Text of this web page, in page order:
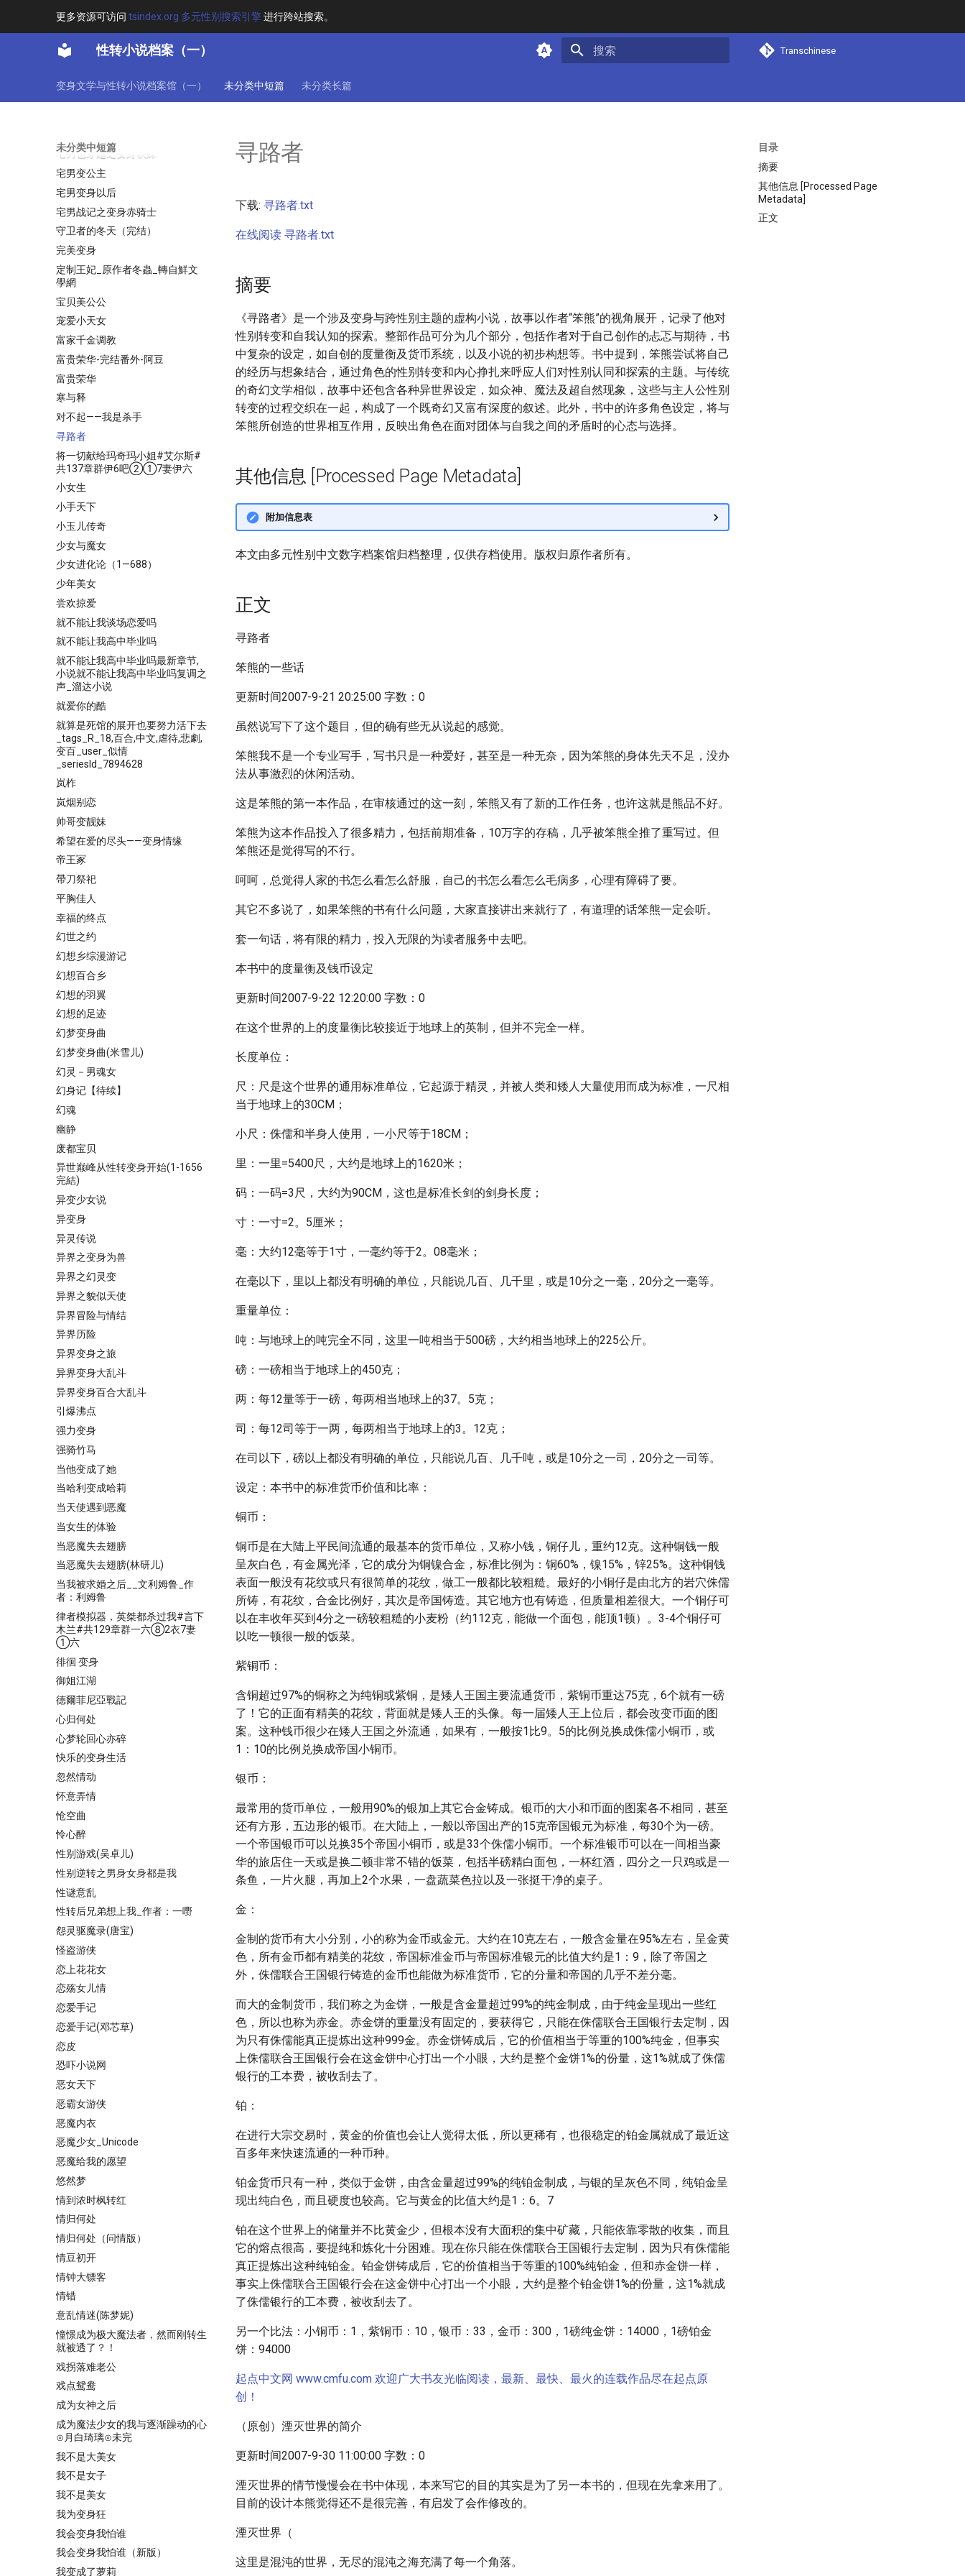
更多资源可访问 tsindex.org 多元性别搜索引擎进行跨站搜索。
性转小说档案（一） Transchinese
变身文学与性转小说档案馆（一） 未分类中短篇 未分类长篇
未分类中短篇
子夜伤
孪生天使
宅男也穿越之变身软妹
宅男变公主
宅男变身以后
宅男战记之变身赤骑士
守卫者的冬天（完结）
完美变身
定制王妃_原作者冬蟲_轉自鮮文
學網
宝贝美公公
宠爱小天女
富家千金调教
富贵荣华-完结番外-阿豆
富贵荣华
寒与释
对不起——我是杀手
寻路者
将一切献给玛奇玛小姐#艾尔斯#
共137章群伊6吧②①7妻伊六
小女生
小手天下
小玉儿传奇
少女与魔女
少女进化论（1—688）
少年美女
尝欢掠爱
就不能让我谈场恋爱吗
就不能让我高中毕业吗
就不能让我高中毕业吗最新章节,
小说就不能让我高中毕业吗复调之
声_溜达小说
就爱你的酷
就算是死馆的展开也要努力活下去
_tags_R_18,百合,中文,虐待,悲劇,
变百_user_似情
_seriesId_7894628
岚柞
岚烟别恋
帅哥变靓妹
希望在爱的尽头——变身情缘
帝王冢
帶刀祭祀
平胸佳人
幸福的终点
幻世之约
幻想乡综漫游记
幻想百合乡
幻想的羽翼
幻想的足迹
幻梦变身曲
幻梦变身曲(米雪儿)
幻灵－男魂女
幻身记【待续】
幻魂
幽静
废都宝贝
异世巅峰从性转变身开始(1-1656
完結)
异变少女说
异变身
异灵传说
异界之变身为兽
异界之幻灵变
异界之貌似天使
异界冒险与情结
异界历险
异界变身之旅
异界变身大乱斗
异界变身百合大乱斗
引爆沸点
强力变身
强骑竹马
当他变成了她
当哈利变成哈莉
当天使遇到恶魔
当女生的体验
当恶魔失去翅膀
当恶魔失去翅膀(林研儿)
当我被求婚之后__文利姆鲁_作
者：利姆鲁
律者模拟器，英桀都杀过我#言下
木兰#共129章群一六⑧2衣7妻
①六
徘徊 变身
御姐江湖
德爾菲尼亞戰記
心归何处
心梦轮回心亦碎
快乐的变身生活
忽然情动
怀意弄情
怆空曲
怜心醉
性别游戏(吴卓儿)
性别逆转之男身女身都是我
性谜意乱
性转后兄弟想上我_作者：一嘢
怨灵驱魔录(唐宝)
怪盗游侠
恋上花花女
恋殇女儿情
恋爱手记
恋爱手记(邓芯草)
恋皮
恐吓小说网
恶女天下
恶霸女游侠
恶魔内衣
恶魔少女_Unicode
恶魔给我的愿望
悠然梦
情到浓时枫转红
情归何处
情归何处（问情版）
情豆初开
情钟大镖客
情错
意乱情迷(陈梦妮)
憧憬成为极大魔法者，然而刚转生
就被透了？！
戏拐落难老公
戏点鸳鸯
成为女神之后
成为魔法少女的我与逐渐躁动的心
⊙月白琦璃⊙未完
我不是大美女
我不是女子
我不是美女
我为变身狂
我会变身我怕谁
我会变身我怕谁（新版）
我变成了萝莉
目录
摘要
其他信息 [Processed Page
Metadata]
正文
寻路者
下载: 寻路者.txt
在线阅读 寻路者.txt
摘要
《寻路者》是一个涉及变身与跨性别主题的虚构小说，故事以作者“笨熊”的视角展开，记录了他对
性别转变和自我认知的探索。整部作品可分为几个部分，包括作者对于自己创作的忐忑与期待，书
中复杂的设定，如自创的度量衡及货币系统，以及小说的初步构想等。书中提到，笨熊尝试将自己
的经历与想象结合，通过角色的性别转变和内心挣扎来呼应人们对性别认同和探索的主题。与传统
的奇幻文学相似，故事中还包含各种异世界设定，如众神、魔法及超自然现象，这些与主人公性别
转变的过程交织在一起，构成了一个既奇幻又富有深度的叙述。此外，书中的许多角色设定，将与
笨熊所创造的世界相互作用，反映出角色在面对团体与自我之间的矛盾时的心态与选择。
其他信息 [Processed Page Metadata]
附加信息表
本文由多元性别中文数字档案馆归档整理，仅供存档使用。版权归原作者所有。
正文
寻路者
笨熊的一些话
更新时间2007-9-21 20:25:00 字数：0
虽然说写下了这个题目，但的确有些无从说起的感觉。
笨熊我不是一个专业写手，写书只是一种爱好，甚至是一种无奈，因为笨熊的身体先天不足，没办
法从事激烈的休闲活动。
这是笨熊的第一本作品，在审核通过的这一刻，笨熊又有了新的工作任务，也许这就是熊品不好。
笨熊为这本作品投入了很多精力，包括前期准备，10万字的存稿，几乎被笨熊全推了重写过。但
笨熊还是觉得写的不行。
呵呵，总觉得人家的书怎么看怎么舒服，自己的书怎么看怎么毛病多，心理有障碍了要。
其它不多说了，如果笨熊的书有什么问题，大家直接讲出来就行了，有道理的话笨熊一定会听。
套一句话，将有限的精力，投入无限的为读者服务中去吧。
本书中的度量衡及钱币设定
更新时间2007-9-22 12:20:00 字数：0
在这个世界的上的度量衡比较接近于地球上的英制，但并不完全一样。
长度单位：
尺：尺是这个世界的通用标准单位，它起源于精灵，并被人类和矮人大量使用而成为标准，一尺相
当于地球上的30CM；
小尺：侏儒和半身人使用，一小尺等于18CM；
里：一里=5400尺，大约是地球上的1620米；
码：一码=3尺，大约为90CM，这也是标准长剑的剑身长度；
寸：一寸=2。5厘米；
毫：大约12毫等于1寸，一毫约等于2。08毫米；
在毫以下，里以上都没有明确的单位，只能说几百、几千里，或是10分之一毫，20分之一毫等。
重量单位：
吨：与地球上的吨完全不同，这里一吨相当于500磅，大约相当地球上的225公斤。
磅：一磅相当于地球上的450克；
两：每12量等于一磅，每两相当地球上的37。5克；
司：每12司等于一两，每两相当于地球上的3。12克；
在司以下，磅以上都没有明确的单位，只能说几百、几千吨，或是10分之一司，20分之一司等。
设定：本书中的标准货币价值和比率：
铜币：
铜币是在大陆上平民间流通的最基本的货币单位，又称小钱，铜仔儿，重约12克。这种铜钱一般
呈灰白色，有金属光泽，它的成分为铜镍合金，标准比例为：铜60%，镍15%，锌25%。这种铜钱
表面一般没有花纹或只有很简单的花纹，做工一般都比较粗糙。最好的小铜仔是由北方的岩穴侏儒
所铸，有花纹，合金比例好，其次是帝国铸造。其它地方也有铸造，但质量相差很大。一个铜仔可
以在丰收年买到4分之一磅较粗糙的小麦粉（约112克，能做一个面包，能顶1顿）。3-4个铜仔可
以吃一顿很一般的饭菜。
紫铜币：
含铜超过97%的铜称之为纯铜或紫铜，是矮人王国主要流通货币，紫铜币重达75克，6个就有一磅
了！它的正面有精美的花纹，背面就是矮人王的头像。每一届矮人王上位后，都会改变币面的图
案。这种钱币很少在矮人王国之外流通，如果有，一般按1比9。5的比例兑换成侏儒小铜币，或
1：10的比例兑换成帝国小铜币。
银币：
最常用的货币单位，一般用90%的银加上其它合金铸成。银币的大小和币面的图案各不相同，甚至
还有方形，五边形的银币。在大陆上，一般以帝国出产的15克帝国银元为标准，每30个为一磅。
一个帝国银币可以兑换35个帝国小铜币，或是33个侏儒小铜币。一个标准银币可以在一间相当豪
华的旅店住一天或是换二顿非常不错的饭菜，包括半磅精白面包，一杯红酒，四分之一只鸡或是一
条鱼，一片火腿，再加上2个水果，一盘蔬菜色拉以及一张挺干净的桌子。
金：
金制的货币有大小分别，小的称为金币或金元。大约在10克左右，一般含金量在95%左右，呈金黄
色，所有金币都有精美的花纹，帝国标准金币与帝国标准银元的比值大约是1：9，除了帝国之
外，侏儒联合王国银行铸造的金币也能做为标准货币，它的分量和帝国的几乎不差分毫。
而大的金制货币，我们称之为金饼，一般是含金量超过99%的纯金制成，由于纯金呈现出一些红
色，所以也称为赤金。赤金饼的重量没有固定的，要获得它，只能在侏儒联合王国银行去定制，因
为只有侏儒能真正提炼出这种999金。赤金饼铸成后，它的价值相当于等重的100%纯金，但事实
上侏儒联合王国银行会在这金饼中心打出一个小眼，大约是整个金饼1%的份量，这1%就成了侏儒
银行的工本费，被收刮去了。
铂：
在进行大宗交易时，黄金的价值也会让人觉得太低，所以更稀有，也很稳定的铂金属就成了最近这
百多年来快速流通的一种币种。
铂金货币只有一种，类似于金饼，由含金量超过99%的纯铂金制成，与银的呈灰色不同，纯铂金呈
现出纯白色，而且硬度也较高。它与黄金的比值大约是1：6。7
铂在这个世界上的储量并不比黄金少，但根本没有大面积的集中矿藏，只能依靠零散的收集，而且
它的熔点很高，要提纯和炼化十分困难。现在你只能在侏儒联合王国银行去定制，因为只有侏儒能
真正提炼出这种纯铂金。铂金饼铸成后，它的价值相当于等重的100%纯铂金，但和赤金饼一样，
事实上侏儒联合王国银行会在这金饼中心打出一个小眼，大约是整个铂金饼1%的份量，这1%就成
了侏儒银行的工本费，被收刮去了。
另一个比法：小铜币：1，紫铜币：10，银币：33，金币：300，1磅纯金饼：14000，1磅铂金
饼：94000
起点中文网 www.cmfu.com 欢迎广大书友光临阅读，最新、最快、最火的连载作品尽在起点原
创！
（原创）湮灭世界的简介
更新时间2007-9-30 11:00:00 字数：0
湮灭世界的情节慢慢会在书中体现，本来写它的目的其实是为了另一本书的，但现在先拿来用了。
目前的设计本熊觉得还不是很完善，有启发了会作修改的。
湮灭世界（
这里是混沌的世界，无尽的混沌之海充满了每一个角落。